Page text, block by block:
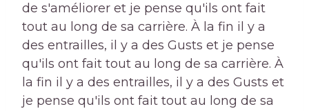
de s'améliorer et je pense qu'ils ont fait
tout au long de sa carrière. À la fin il y a
des entrailles, il y a des Gusts et je pense
qu'ils ont fait tout au long de sa carrière. À
la fin il y a des entrailles, il y a des Gusts et
je pense qu'ils ont fait tout au long de sa